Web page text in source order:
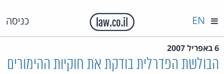
כניסה EN
6 באפריל 2007
הבולשת הפדרלית בודקת את חוקיות ההימורים